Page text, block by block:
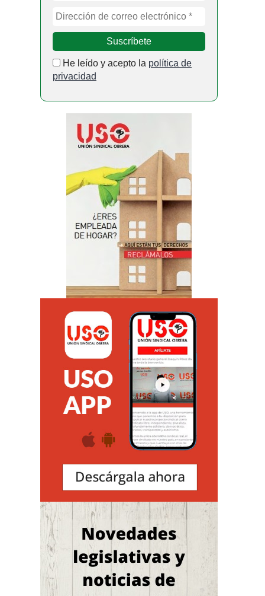
He leído y acepto la política de
privacidad